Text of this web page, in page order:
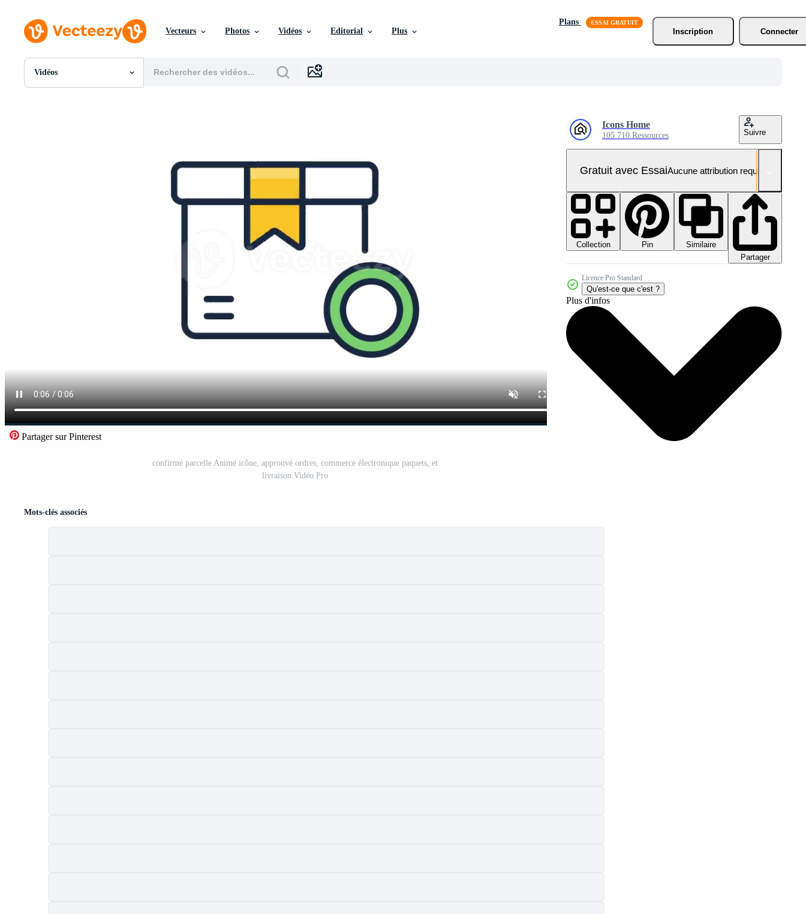
Vecteurs Photos Vidéos Editorial Plus
Plans
Inscription
Connecter
Vidéos
Toutes Images
Partager sur Pinterest
confirmé parcelle Animé icône, approuvé ordres, commerce électronique paquets, et
livraison Vidéo Pro
Icons Home
105 710 Ressources Suivre
Gratuit avec EssaiAucune attribution requise
Collection Pin
Similaire
Partager
Licence Pro Standard
Qu'est-ce que c'est ?
Plus d'infos
Mots-clés associés